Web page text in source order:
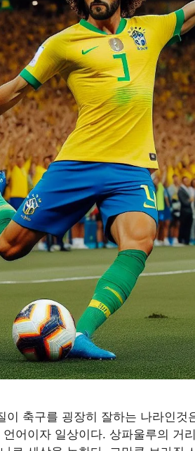
이 축구를 굉장히 잘하는 나라인것
어이자 일상이다. 상파울루의 거